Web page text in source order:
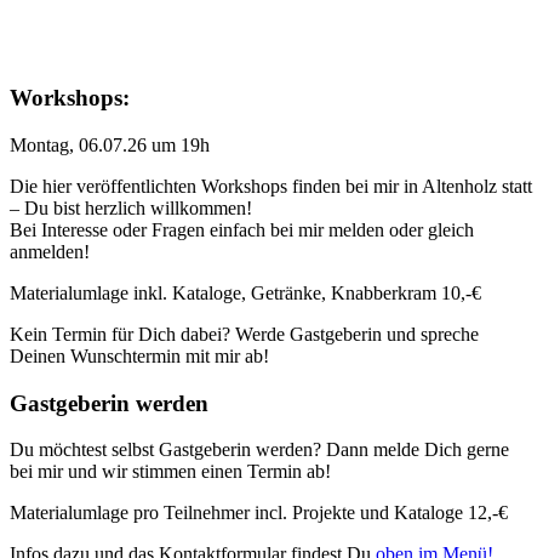
Workshops:
Montag, 06.07.26 um 19h
Die hier veröffentlichten Workshops finden bei mir in Altenholz statt
– Du bist herzlich willkommen!
Bei Interesse oder Fragen einfach bei mir melden oder gleich
anmelden!
Materialumlage inkl. Kataloge, Getränke, Knabberkram 10,-€
Kein Termin für Dich dabei? Werde Gastgeberin und spreche
Deinen Wunschtermin mit mir ab!
Gastgeberin werden
Du möchtest selbst Gastgeberin werden? Dann melde Dich gerne
bei mir und wir stimmen einen Termin ab!
Materialumlage pro Teilnehmer incl. Projekte und Kataloge 12,-€